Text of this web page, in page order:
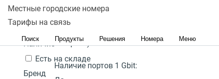
Местные городские номера
Тарифы на связь
Поиск Продукты Решения Номера Меню
Цена, руб.:
Наличие
Есть на складе
Бренд
Наличие PoE (питание
интернет):Нет
Наличие портов 1 Gbit: